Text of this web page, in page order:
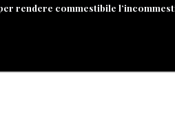
rendere commestibile